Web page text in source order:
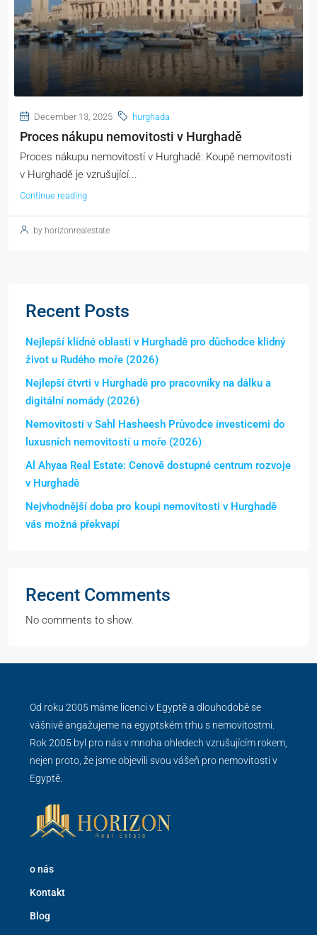
December 13, 2025 hurghada
Proces nákupu nemovitosti v Hurghadě
Proces nákupu nemovitostí v Hurghadě: Koupě nemovitosti
v Hurghadě je vzrušující...
Continue reading
by horizonrealestate
Recent Posts
Nejlepší klidné oblasti v Hurghadě pro důchodce klidný
život u Rudého moře (2026)
Nejlepší čtvrti v Hurghadě pro pracovníky na dálku a
digitální nomády (2026)
Nemovitosti v Sahl Hasheesh Průvodce investicemi do
luxusních nemovitostí u moře (2026)
Al Ahyaa Real Estate: Cenově dostupné centrum rozvoje
v Hurghadě
Nejvhodnější doba pro koupi nemovitosti v Hurghadě
vás možná překvapí
Recent Comments
No comments to show.
Od roku 2005 máme licenci v Egyptě a dlouhodobě se
vášnivě angažujeme na egyptském trhu s nemovitostmi.
Rok 2005 byl pro nás v mnoha ohledech vzrušujícím rokem,
nejen proto, že jsme objevili svou vášeň pro nemovitosti v
Egyptě.
o nás
Kontakt
Blog